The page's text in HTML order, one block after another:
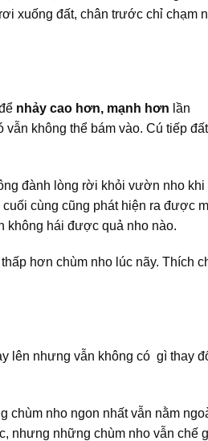
xuống đất, chân trước chỉ chạm
nhảy cao hơn, mạnh hơn lần
không thể bám vào. Cú tiếp đất
đành lòng rời khỏi vườn nho khi
cùng cũng phát hiện ra được
không hái được quả nho nào.
hơn chùm nho lúc nãy. Thích
lên nhưng vẫn không có gì thay
chùm nho ngon nhất vẫn nằm
nhưng những chùm nho vẫn chế